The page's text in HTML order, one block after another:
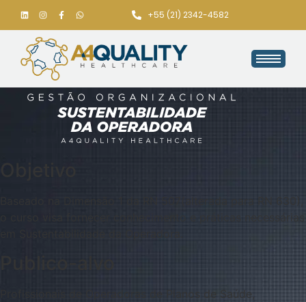
+55 (21) 2342-4582
o curso visa fornecer conhecimento e práticas necessárias
Profissionais de Operadoras de Planos de Saúde,